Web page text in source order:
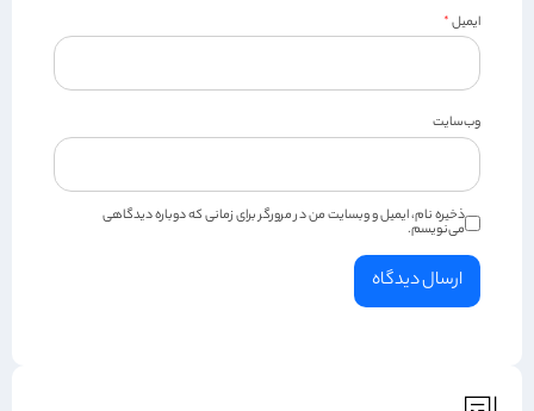
ایمیل*
وب‌سایت
ذخیره نام، ایمیل و وبسایت من در مرورگر برای زمانی که دوباره دیدگاهی
می‌نویسم.